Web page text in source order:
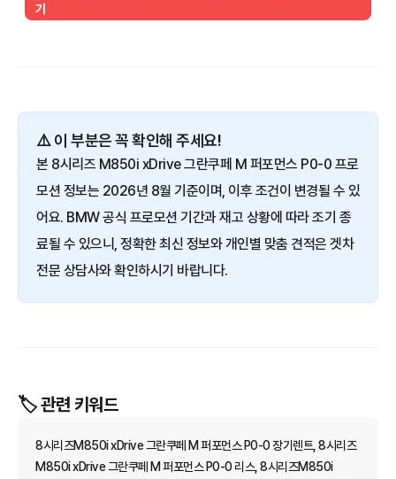
기
⚠️ 이 부분은 꼭 확인해 주세요!
본 8시리즈 M850i xDrive 그란쿠페 M 퍼포먼스 P0-0 프로
모션 정보는 2026년 8월 기준이며, 이후 조건이 변경될 수 있
어요. BMW 공식 프로모션 기간과 재고 상황에 따라 조기 종
료될 수 있으니, 정확한 최신 정보와 개인별 맞춤 견적은 겟차
전문 상담사와 확인하시기 바랍니다.
🏷️ 관련 키워드
8시리즈M850i xDrive 그란쿠페 M 퍼포먼스 P0-0 장기렌트, 8시리즈
M850i xDrive 그란쿠페 M 퍼포먼스 P0-0 리스, 8시리즈M850i